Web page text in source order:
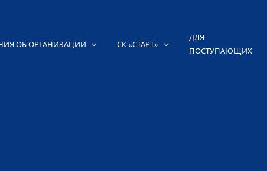
ОБ ОРГАНИЗАЦИИ СК «СТАРТ»
ДЛЯ
ПОСТУПАЮЩИХ